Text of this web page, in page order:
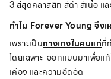
3 สีสุดคลาสสิก สีดำ สีเนื้อ แ
ทำไม Forever Young จึง
เพราะเป็นกางเกงในคนแก่ที่
โดยเฉพาะ ออกแบบมาเพื่อแ
เคือง และความอึดอัด